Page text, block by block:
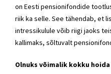
on Eesti pensionifondide
riik ka selle. See tähendab, et
intressikulule võib riigi jaoks
kallimaks, sõltuvalt
Olnuks võimalik kokku hoida